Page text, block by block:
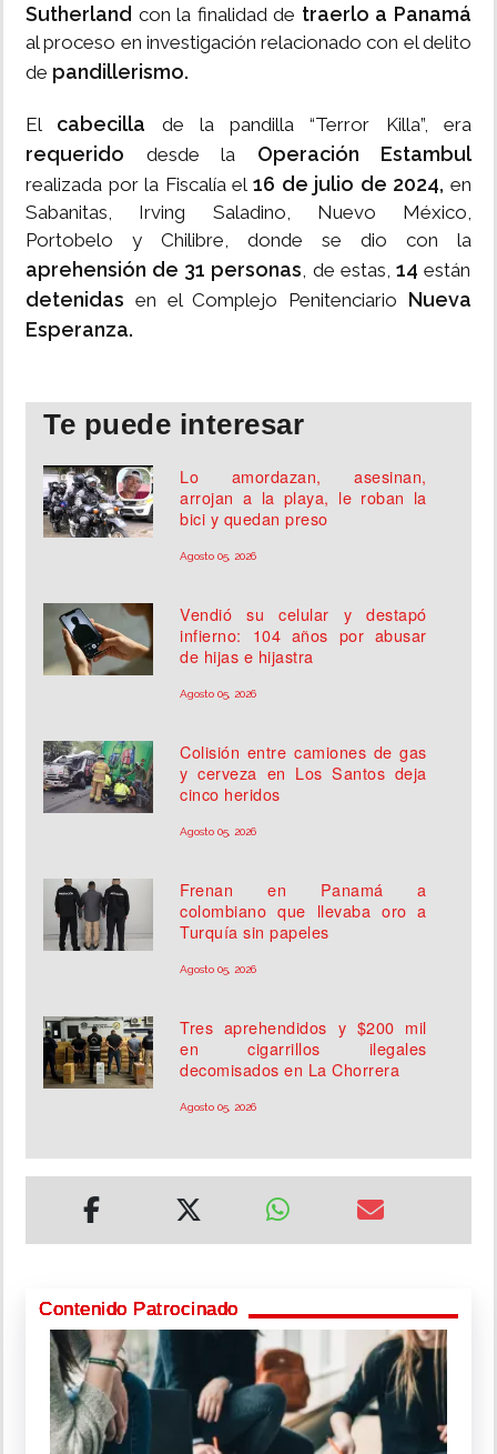
Sutherland con la finalidad de traerlo a Panamá
al proceso en investigación relacionado con el delito
de pandillerismo.
El cabecilla de la pandilla “Terror Killa”, era
requerido desde la Operación Estambul
realizada por la Fiscalía el 16 de julio de 2024, en
Sabanitas, Irving Saladino, Nuevo México,
Portobelo y Chilibre, donde se dio con la
aprehensión de 31 personas, de estas, 14 están
detenidas en el Complejo Penitenciario Nueva
Esperanza.
Te puede interesar
Lo amordazan, asesinan,
arrojan a la playa, le roban la
bici y quedan preso
Agosto 05, 2026
Vendió su celular y destapó
infierno: 104 años por abusar
de hijas e hijastra
Agosto 05, 2026
Colisión entre camiones de gas
y cerveza en Los Santos deja
cinco heridos
Agosto 05, 2026
Frenan en Panamá a
colombiano que llevaba oro a
Turquía sin papeles
Agosto 05, 2026
Tres aprehendidos y $200 mil
en cigarrillos ilegales
decomisados en La Chorrera
Agosto 05, 2026
Contenido Patrocinado